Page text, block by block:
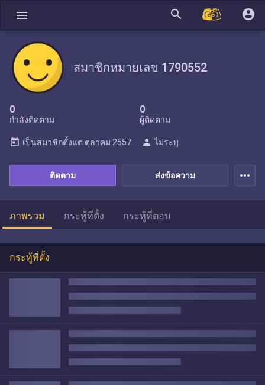
menu search account_circle
สมาชิกหมายเลข 1790552
0
กำลังติดตาม
0
ผู้ติดตาม
ส่งข้อความ
ติดตาม
today เป็นสมาชิกตั้งแต่ ตุลาคม 2557 person ไม่ระบุ
more_horiz
ภาพรวม กระทู้ที่ตั้ง กระทู้ที่ตอบ
กระทู้ที่ตั้ง